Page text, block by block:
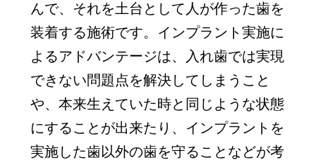
んで、それを土台として人が作った歯を
装着する施術です。インプラント実施に
よるアドバンテージは、入れ歯では実現
できない問題点を解決してしまうこと
や、本来生えていた時と同じような状態
にすることが出来たり、インプラントを
実施した歯以外の歯を守ることなどが考